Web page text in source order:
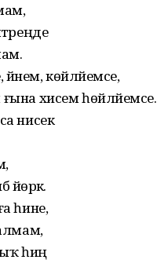
көйләйемсе,
хисем һөйләйемсе.
нисек
йөрәк.
һине,
һиңә